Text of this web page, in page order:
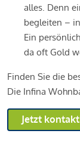
alles. Denn
begleiten –
Ein
da oft Gold
Finden Sie die
Die Infina
Jetzt